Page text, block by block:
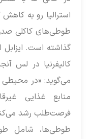
استرالیا رو به
طوطی‌های کاکلی
گذاشته است. ایزابل
کالیفرنیا در لس
می‌گوید: «در
منابع غذایی
فرصت‌طلب رشد
طوطی‌ها، شامل